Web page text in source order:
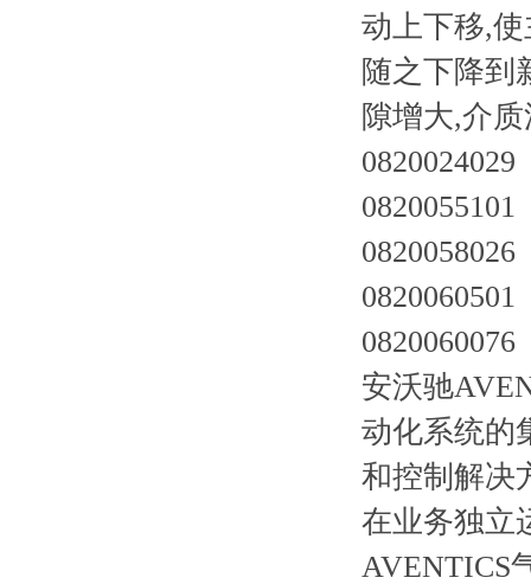
动上下移,
随之下降到
隙增大,介
0820024029
0820055101
0820058026
0820060501
0820060076
安沃驰
动化系统的
和控制解决
在业务独立
AVENTICS